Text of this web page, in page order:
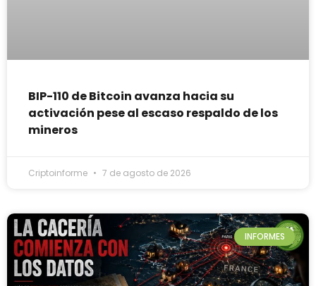
BIP-110 de Bitcoin avanza hacia su
activación pese al escaso respaldo de los
mineros
Criptoinforme 7 de agosto de 2026
INFORMES